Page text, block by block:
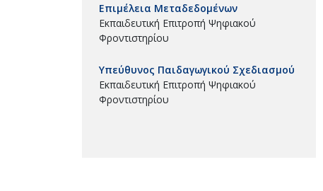
Επιμέλεια Μεταδεδομένων
Εκπαιδευτική Επιτροπή Ψηφιακού
Φροντιστηρίου
Υπεύθυνος Παιδαγωγικού Σχεδιασμού
Εκπαιδευτική Επιτροπή Ψηφιακού
Φροντιστηρίου